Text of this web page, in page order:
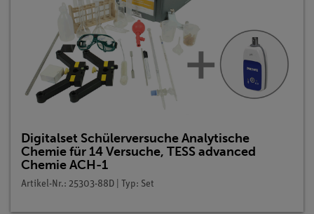
Digitalset Schülerversuche Analytische
Chemie für 14 Versuche, TESS advanced
Chemie ACH-1
Artikel-Nr.: 25303-88D | Typ: Set